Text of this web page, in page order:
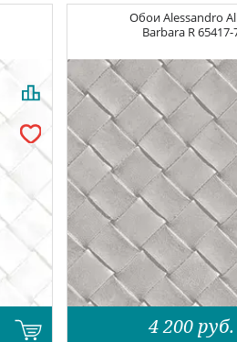
ОбоиAlessandro
Barbara R 65417-
4 200руб.